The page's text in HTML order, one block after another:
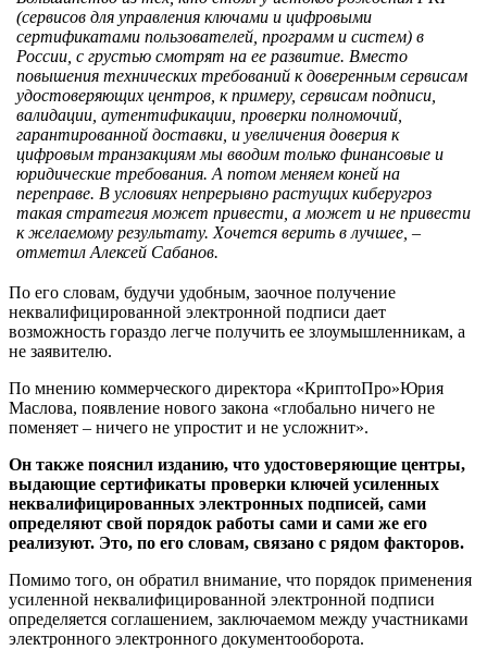
(сервисов для управления ключами и цифровыми
сертификатами пользователей, программ и систем) в
России, с грустью смотрят на ее развитие. Вместо
повышения технических требований к доверенным сервисам
удостоверяющих центров, к примеру, сервисам подписи,
валидации, аутентификации, проверки полномочий,
гарантированной доставки, и увеличения доверия к
цифровым транзакциям мы вводим только финансовые и
юридические требования. А потом меняем коней на
переправе. В условиях непрерывно растущих киберугроз
такая стратегия может привести, а может и не привести
к желаемому результату. Хочется верить в лучшее, –
отметил Алексей Сабанов.
По его словам, будучи удобным, заочное получение
неквалифицированной электронной подписи дает
возможность гораздо легче получить ее злоумышленникам, а
не заявителю.
По мнению коммерческого директора «КриптоПро»Юрия
Маслова, появление нового закона «глобально ничего не
поменяет – ничего не упростит и не усложнит».
Он также пояснил изданию, что удостоверяющие центры,
выдающие сертификаты проверки ключей усиленных
неквалифицированных электронных подписей, сами
определяют свой порядок работы сами и сами же его
реализуют. Это, по его словам, связано с рядом факторов.
Помимо того, он обратил внимание, что порядок применения
усиленной неквалифицированной электронной подписи
определяется соглашением, заключаемом между участниками
электронного электронного документооборота.